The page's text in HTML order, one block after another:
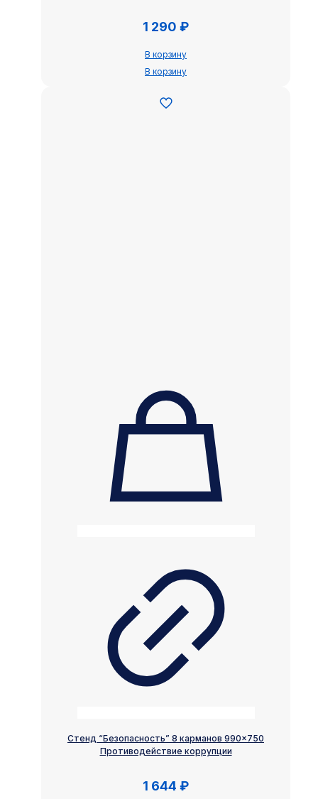
1 290 ₽
В корзину
В корзину
Стенд “Безопасность” 8 карманов 990×750
Противодействие коррупции
1 644 ₽